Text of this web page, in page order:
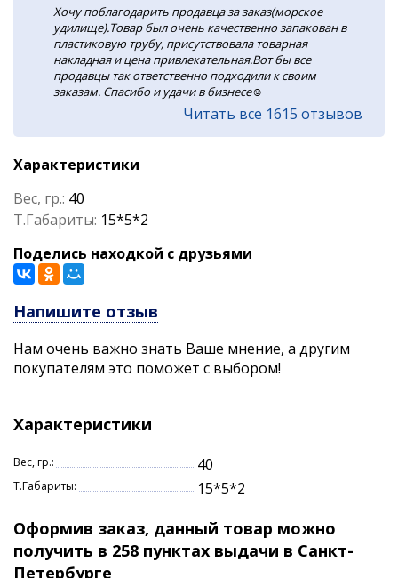
Хочу поблагодарить продавца за заказ(морское
удилище).Товар был очень качественно запакован в
пластиковую трубу, присутствовала товарная
накладная и цена привлекательная.Вот бы все
продавцы так ответственно подходили к своим
заказам. Спасибо и удачи в бизнесе☺️
Читать все 1615 отзывов
Характеристики
Вес, гр.: 40
Т.Габариты: 15*5*2
Поделись находкой с друзьями
Напишите отзыв
Нам очень важно знать Ваше мнение, а другим
покупателям это поможет с выбором!
Характеристики
Вес, гр.: 40
Т.Габариты: 15*5*2
Оформив заказ, данный товар можно
получить в 258 пунктах выдачи в Санкт-
Петербурге